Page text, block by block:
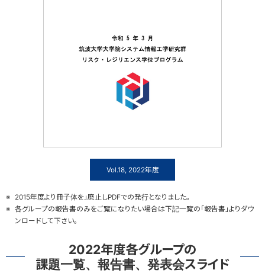
Vol.18, 2022年度
2015年度より冊子体を」廃止しPDFでの発行となりました。
各グループの報告書のみをご覧になりたい場合は下記一覧の「報告書」よりダウ
ンロードして下さい。
2022年度各グループの
課題一覧、報告書、発表会スライド